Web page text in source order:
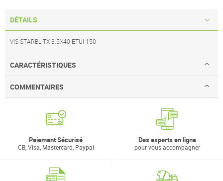
DÉTAILS
VIS STARBL TX 3.5X40 ETUI 150
CARACTÉRISTIQUES
COMMENTAIRES
Paiement Sécurisé
CB, Visa, Mastercard, Paypal
Des experts en ligne
pour vous accompagner